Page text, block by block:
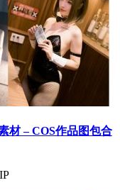
材 – COS作品图包合